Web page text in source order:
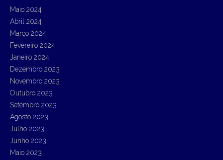
Maio 2024
Abril 2024
Março 2024
Fevereiro 2024
Janeiro 2024
Dezembro 2023
Novembro 2023
Outubro 2023
Setembro 2023
Agosto 2023
Julho 2023
Junho 2023
Maio 2023